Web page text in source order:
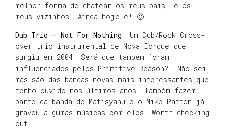
melhor forma de chatear os meus pais, e os
meus vizinhos… Ainda hoje é! 🙂
Dub Trio – Not For Nothing : Um Dub/Rock Cross-
over trio instrumental de Nova Iorque que
surgiu em 2004. Será que também foram
influenciados pelos Primitive Reason?! Não sei,
mas são das bandas novas mais interessantes que
tenho ouvido nos últimos anos. Também fazem
parte da banda de Matisyahu e o Mike Patton já
gravou algumas músicas com eles. Worth checking
out!